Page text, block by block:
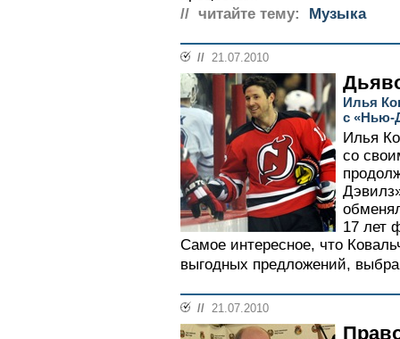
// читайте тему: Музыка
// 21.07.2010
Илья
с «Нью-
Илья
со
17 лет
Самое интересное, что
выгодных предложений,
// 21.07.2010